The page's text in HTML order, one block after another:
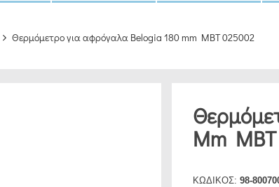
Θερμόμετρο για αφρόγαλα Belogia 180 mm MBT 025002
Mm
ΚΩΔΙΚΟΣ: 98-